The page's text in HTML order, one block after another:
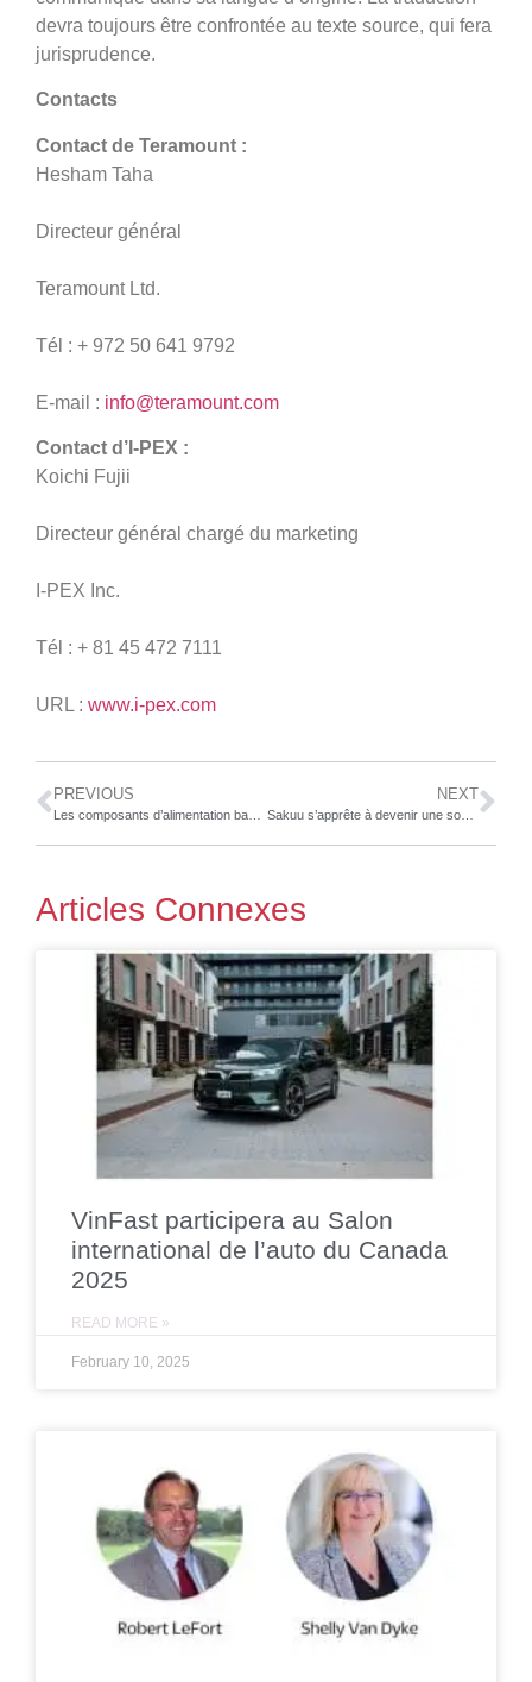
devra toujours être confrontée au texte source, qui fera
jurisprudence.
Contacts
Contact de Teramount :
Hesham Taha
Directeur général
Teramount Ltd.
Tél : + 972 50 641 9792
E-mail : info@teramount.com
Contact d’I-PEX :
Koichi Fujii
Directeur général chargé du marketing
I-PEX Inc.
Tél : + 81 45 472 7111
URL : www.i-pex.com
PREVIOUS NEXT
Sakuu s’apprête à devenir une société cotée en bourse par le biais d’un regroupement d’entreprises avec Plum Acquisition Corp. I
Articles Connexes
VinFast participera au Salon
international de l’auto du Canada
2025
READ MORE »
February 10, 2025